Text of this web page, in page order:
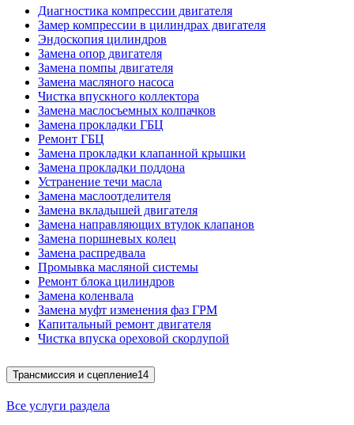
Диагностика компрессии двигателя
Замер компрессии в цилиндрах двигателя
Эндоскопия цилиндров
Замена опор двигателя
Замена помпы двигателя
Замена масляного насоса
Чистка впускного коллектора
Замена маслосъемных колпачков
Замена прокладки ГБЦ
Ремонт ГБЦ
Замена прокладки клапанной крышки
Замена прокладки поддона
Устранение течи масла
Замена маслоотделителя
Замена вкладышей двигателя
Замена направляющих втулок клапанов
Замена поршневых колец
Замена распредвала
Промывка масляной системы
Ремонт блока цилиндров
Замена коленвала
Замена муфт изменения фаз ГРМ
Капитальный ремонт двигателя
Чистка впуска ореховой скорлупой
Трансмиссия и сцепление14
Все услуги раздела